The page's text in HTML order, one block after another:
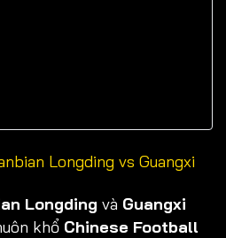
Longding vs Guangxi
Longding và Guangxi
khổ Chinese Football